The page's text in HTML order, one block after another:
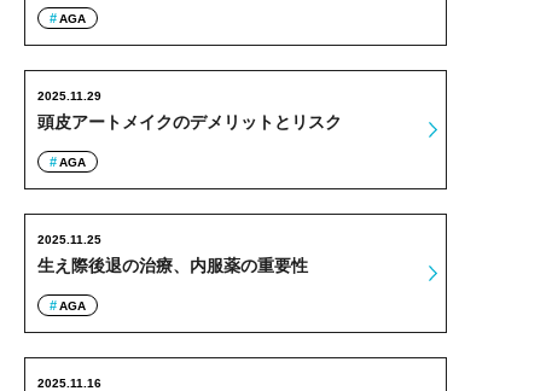
AGA
頭皮アートメイクのデメリットとリスク
2025.11.29
AGA
生え際後退の治療、内服薬の重要性
2025.11.25
AGA
2025.11.16